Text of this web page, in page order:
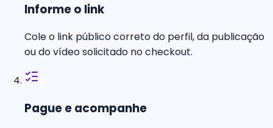
Informe o link
Cole o link público correto do perfil, da publicação
ou do vídeo solicitado no checkout.
Pague e acompanhe